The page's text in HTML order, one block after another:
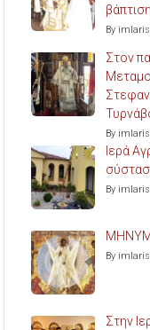
βάπτιση.
By
Στον
By
Ιερά
By
By
Στην